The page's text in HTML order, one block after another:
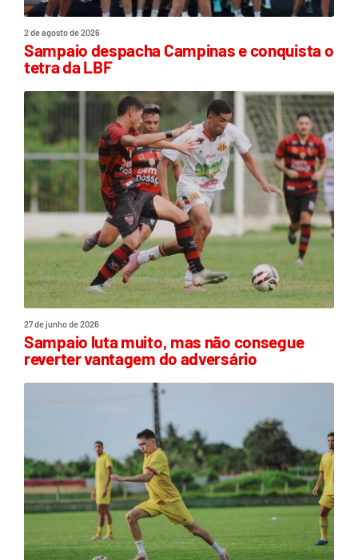
2 de agosto de 2026
Sampaio despacha Campinas e conquista o
tetra da LBF
27 de junho de 2026
Sampaio luta muito, mas não consegue
reverter vantagem do adversário